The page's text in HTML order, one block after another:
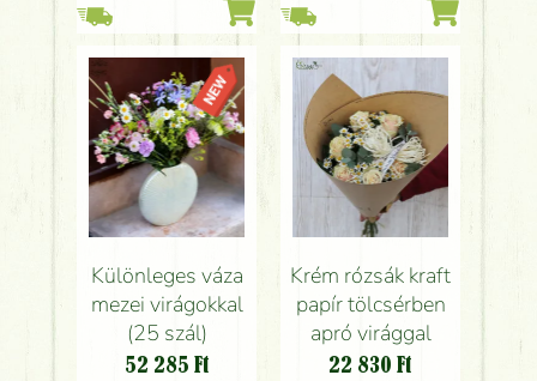
Különleges váza
mezei virágokkal
(25 szál)
52 285 Ft
Krém rózsák kraft
papír tölcsérben
apró virággal
22 830 Ft